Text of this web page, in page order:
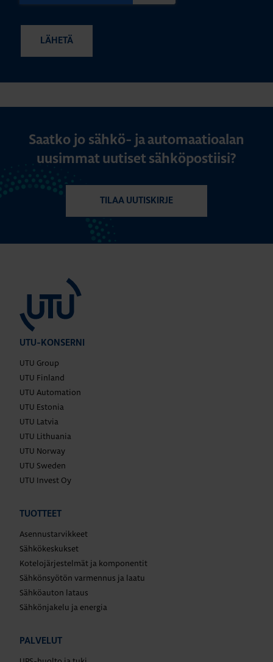
Saatko jo sähkö- ja automaatioalan
uusimmat uutiset sähköpostiisi?
TILAA UUTISKIRJE
UTU-KONSERNI
UTU Group
UTU Finland
UTU Automation
UTU Estonia
UTU Latvia
UTU Lithuania
UTU Norway
UTU Sweden
UTU Invest Oy
TUOTTEET
Asennustarvikkeet
Sähkökeskukset
Kotelojärjestelmät ja komponentit
Sähkönsyötön varmennus ja laatu
Sähköauton lataus
Sähkönjakelu ja energia
PALVELUT